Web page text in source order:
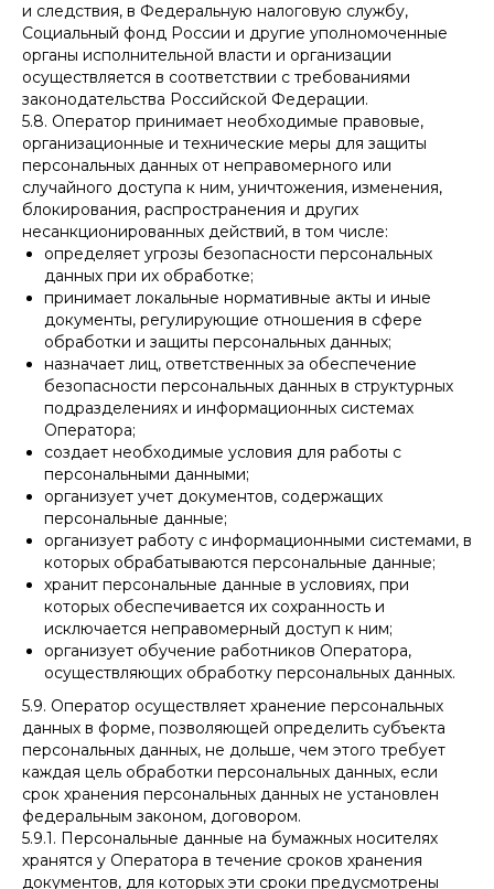
и следствия, в Федеральную налоговую службу,
Социальный фонд России и другие уполномоченные
органы исполнительной власти и организации
осуществляется в соответствии с требованиями
законодательства Российской Федерации.
5.8. Оператор принимает необходимые правовые,
организационные и технические меры для защиты
персональных данных от неправомерного или
случайного доступа к ним, уничтожения, изменения,
блокирования, распространения и других
несанкционированных действий, в том числе:
определяет угрозы безопасности персональных
данных при их обработке;
принимает локальные нормативные акты и иные
документы, регулирующие отношения в сфере
обработки и защиты персональных данных;
назначает лиц, ответственных за обеспечение
безопасности персональных данных в структурных
подразделениях и информационных системах
Оператора;
создает необходимые условия для работы с
персональными данными;
организует учет документов, содержащих
персональные данные;
организует работу с информационными системами, в
которых обрабатываются персональные данные;
хранит персональные данные в условиях, при
которых обеспечивается их сохранность и
исключается неправомерный доступ к ним;
организует обучение работников Оператора,
осуществляющих обработку персональных данных.
5.9. Оператор осуществляет хранение персональных
данных в форме, позволяющей определить субъекта
персональных данных, не дольше, чем этого требует
каждая цель обработки персональных данных, если
срок хранения персональных данных не установлен
федеральным законом, договором.
5.9.1. Персональные данные на бумажных носителях
хранятся у Оператора в течение сроков хранения
документов, для которых эти сроки предусмотрены